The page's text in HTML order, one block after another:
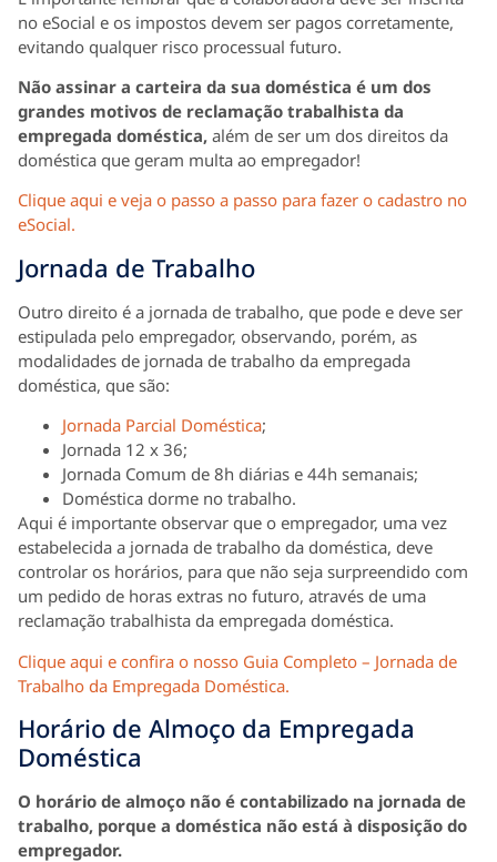
no eSocial e os impostos devem ser pagos corretamente,
evitando qualquer risco processual futuro.
Não assinar a carteira da sua doméstica é um dos
grandes motivos de reclamação trabalhista da
empregada doméstica, além de ser um dos direitos da
doméstica que geram multa ao empregador!
Clique aqui e veja o passo a passo para fazer o cadastro no
eSocial.
Jornada de Trabalho
Outro direito é a jornada de trabalho, que pode e deve ser
estipulada pelo empregador, observando, porém, as
modalidades de jornada de trabalho da empregada
doméstica, que são:
Jornada Parcial Doméstica;
Jornada 12 x 36;
Jornada Comum de 8h diárias e 44h semanais;
Doméstica dorme no trabalho.
Aqui é importante observar que o empregador, uma vez
estabelecida a jornada de trabalho da doméstica, deve
controlar os horários, para que não seja surpreendido com
um pedido de horas extras no futuro, através de uma
reclamação trabalhista da empregada doméstica.
Clique aqui e confira o nosso Guia Completo – Jornada de
Trabalho da Empregada Doméstica.
Horário de Almoço da Empregada
Doméstica
O horário de almoço não é contabilizado na jornada de
trabalho, porque a doméstica não está à disposição do
empregador.